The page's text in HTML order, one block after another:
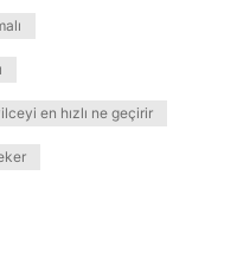
en hızlı ne geçirir